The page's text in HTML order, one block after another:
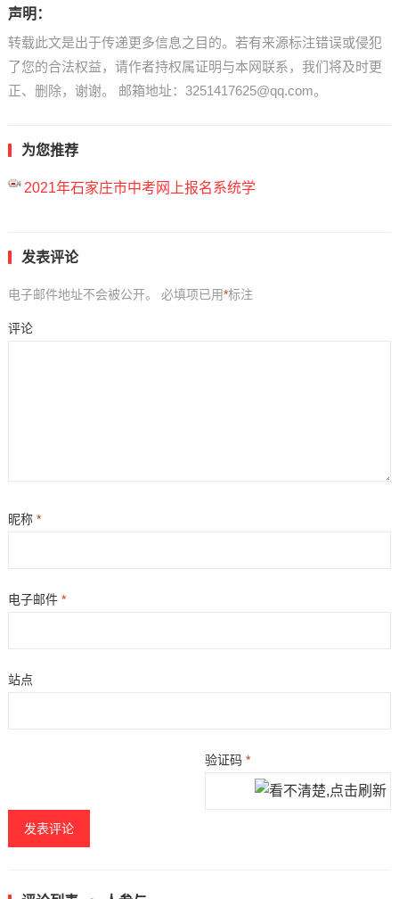
声明：
转载此文是出于传递更多信息之目的。若有来源标注错误或侵犯
了您的合法权益，请作者持权属证明与本网联系，我们将及时更
正、删除，谢谢。 邮箱地址：3251417625@qq.com。
为您推荐
2021年石家庄市中考网上报名系统学
发表评论
电子邮件地址不会被公开。 必填项已用*标注
评论
昵称 *
电子邮件 *
站点
验证码*